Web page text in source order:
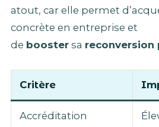
atout, car elle permet
concrète en entreprise et
de booster sa reconversion
Critère
Accréditation